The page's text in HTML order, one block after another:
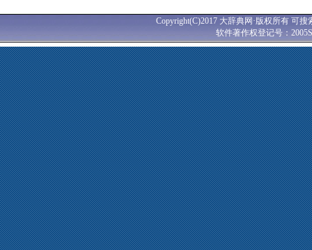
Copyright(C)2017 大辞典网·版权所有 可
软件著作权登记号：